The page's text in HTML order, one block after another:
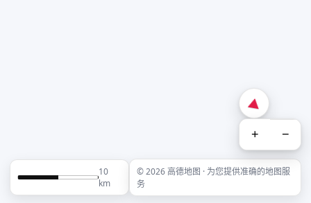
+ −
10
km
© 2026 高德地图 · 为您提供准确的地图服
务